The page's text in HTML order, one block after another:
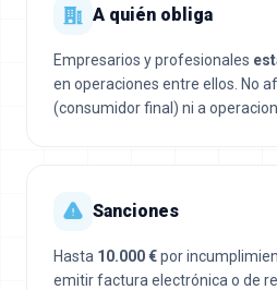
A quién obliga
Empresarios y profesionales
en operaciones entre ellos. No
(consumidor final) ni a
Sanciones
Hasta 10.000 €por
emitir factura electrónica o de